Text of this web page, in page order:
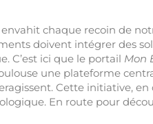
chaque recoin de
doivent intégrer des
C’est ici que le portail Mon
une plateforme
Cette initiative, en
En route pour